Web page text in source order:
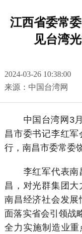
江西省委常
见台湾
2024-03-26 10:38:00
来源：中国台湾网
中国台湾网3月
昌市委书记李红
行，南昌市委常委
李红军代表南
昌，对光群集团
南昌经济社会发
面落实省会引领战
全力实施制造业重